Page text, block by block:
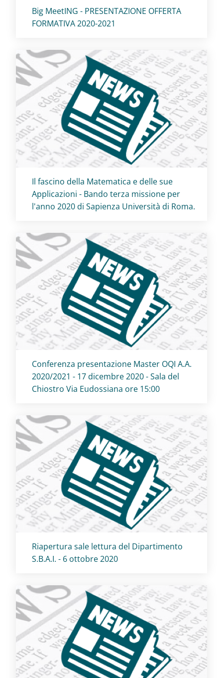
Titolo card:
Big MeetING - PRESENTAZIONE OFFERTA
FORMATIVA 2020-2021
Titolo card:
Il fascino della Matematica e delle sue
Applicazioni - Bando terza missione per
l'anno 2020 di Sapienza Università di Roma.
Titolo card:
Conferenza presentazione Master OQI A.A.
2020/2021 - 17 dicembre 2020 - Sala del
Chiostro Via Eudossiana ore 15:00
Titolo card :
Riapertura sale lettura del Dipartimento
S.B.A.I. - 6 ottobre 2020